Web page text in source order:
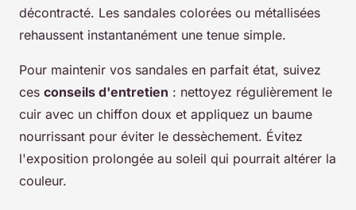
décontracté. Les sandales colorées ou métallisées
rehaussent instantanément une tenue simple.
Pour maintenir vos sandales en parfait état, suivez
ces conseils d'entretien : nettoyez régulièrement le
cuir avec un chiffon doux et appliquez un baume
nourrissant pour éviter le dessèchement. Évitez
l'exposition prolongée au soleil qui pourrait altérer la
couleur.